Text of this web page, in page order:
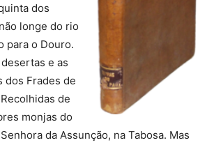
dos
longe do rio
para o Douro.
e as
dos Frades de
de
monjas do
da Assunção, na Tabosa. Mas